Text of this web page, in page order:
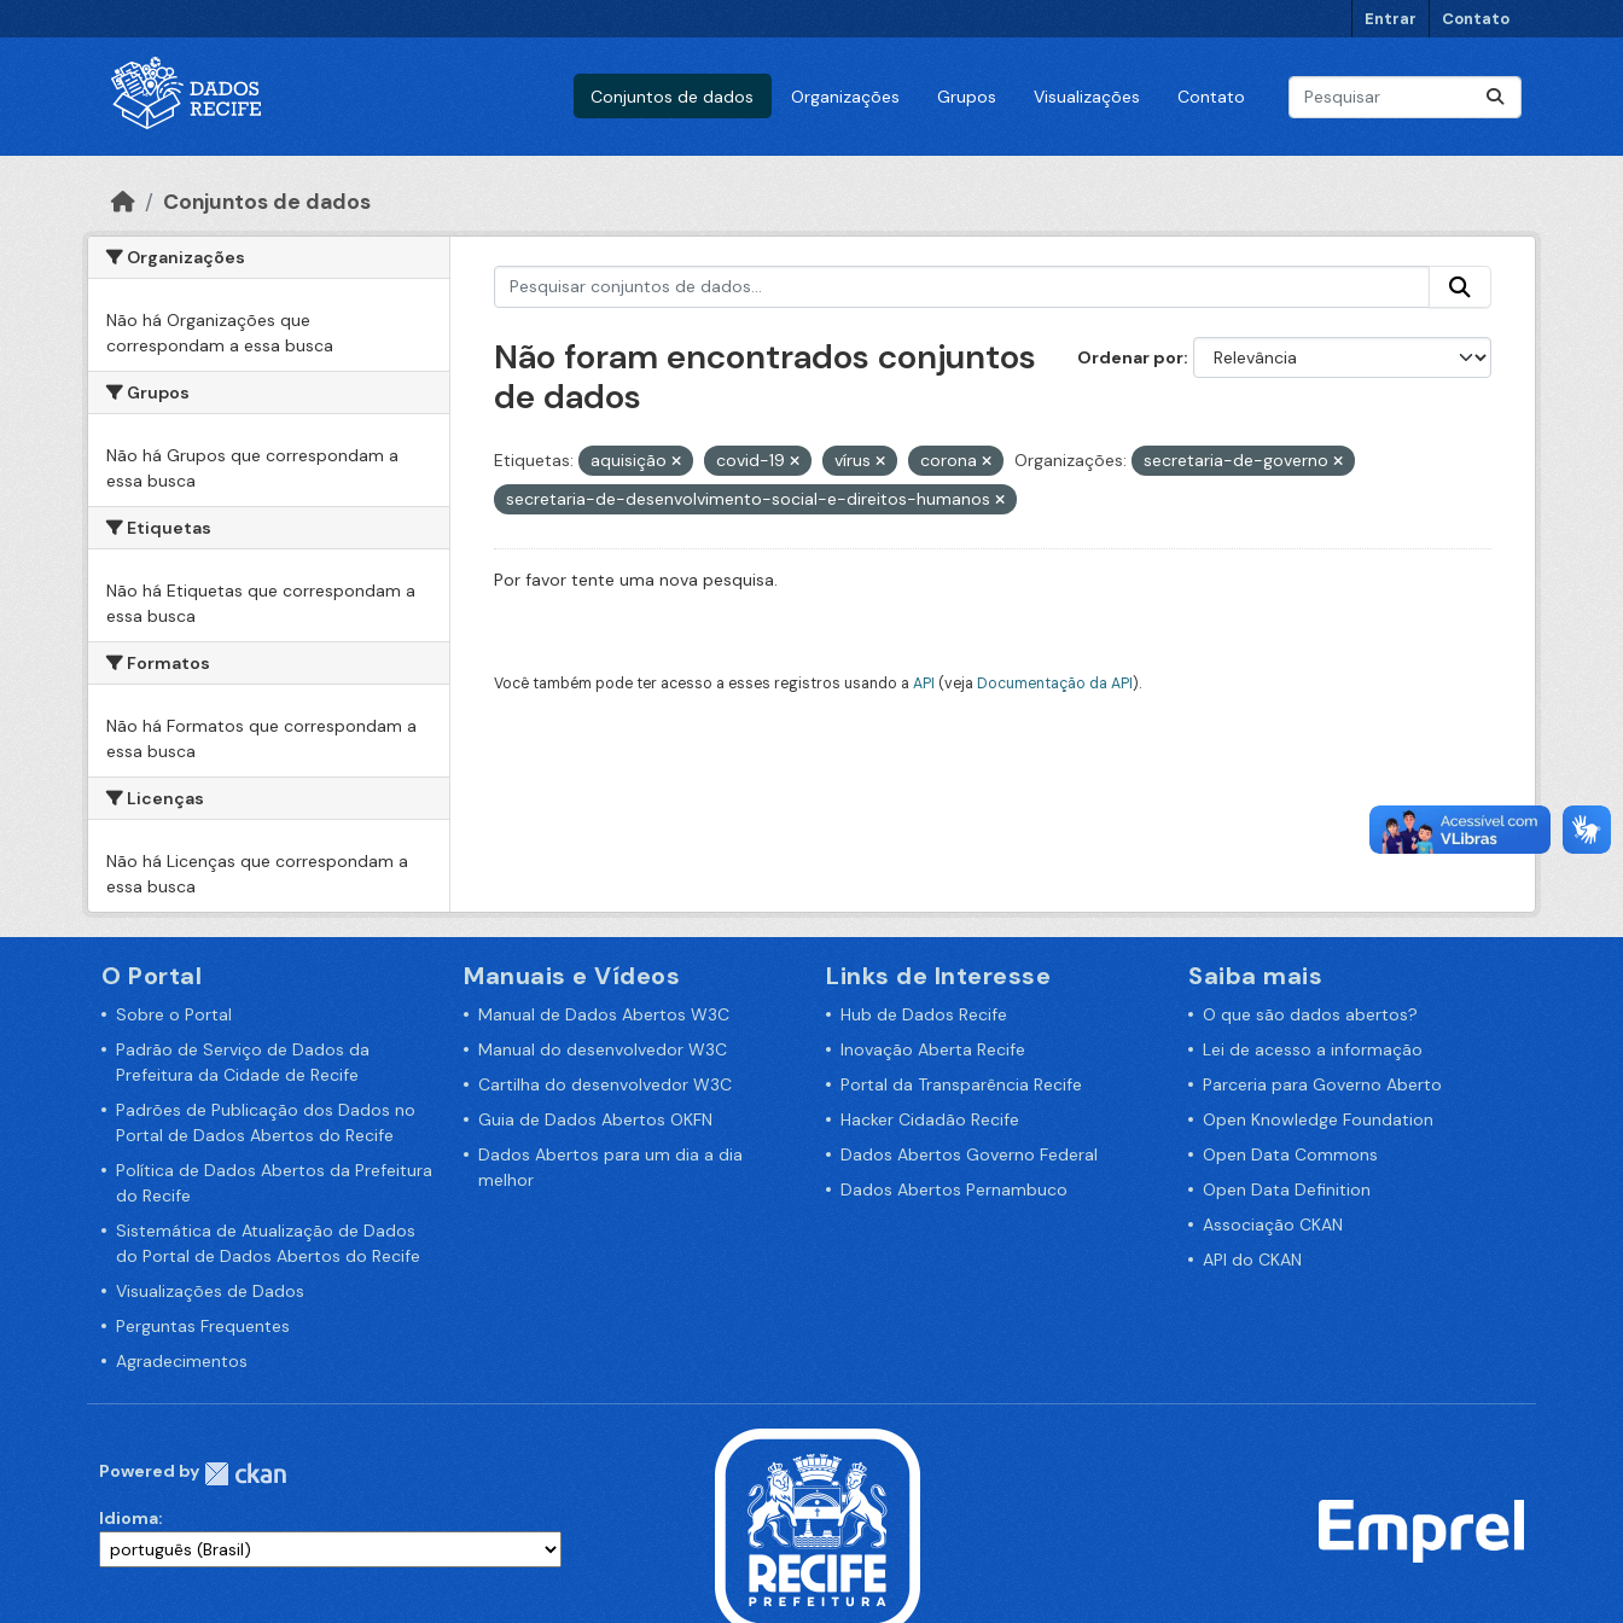
Entrar Contato
Conjuntos de dados Organizações Grupos Visualizações Contato
Conjuntos de dados
Organizações
Não há Organizações que
correspondam a essa busca
Grupos
Não há Grupos que correspondam a
essa busca
Etiquetas
Não há Etiquetas que correspondam a
essa busca
Formatos
Não há Formatos que correspondam a
essa busca
Licenças
Não há Licenças que correspondam a
essa busca
Ordenar por
Não foram encontrados conjuntos
de dados
Etiquetas: aquisição covid-19 vírus corona Organizações:
secretaria-de-governo
secretaria-de-desenvolvimento-social-e-direitos-humanos
Por favor tente uma nova pesquisa.
Você também pode ter acesso a esses registros usando a API (veja Documentação da API).
O Portal
Sobre o Portal
Padrão de Serviço de Dados da
Prefeitura da Cidade de Recife
Padrões de Publicação dos Dados no
Portal de Dados Abertos do Recife
Política de Dados Abertos da Prefeitura
do Recife
Sistemática de Atualização de Dados
do Portal de Dados Abertos do Recife
Visualizações de Dados
Perguntas Frequentes
Agradecimentos
Manuais e Vídeos
Manual de Dados Abertos W3C
Manual do desenvolvedor W3C
Cartilha do desenvolvedor W3C
Guia de Dados Abertos OKFN
Dados Abertos para um dia a dia
melhor
Links de Interesse
Hub de Dados Recife
Inovação Aberta Recife
Portal da Transparência Recife
Hacker Cidadão Recife
Dados Abertos Governo Federal
Dados Abertos Pernambuco
Saiba mais
O que são dados abertos?
Lei de acesso a informação
Parceria para Governo Aberto
Open Knowledge Foundation
Open Data Commons
Open Data Definition
Associação CKAN
API do CKAN
Powered by
Idioma